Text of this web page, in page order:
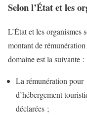
Selon l’État et les
L’État et les organismes
montant de
domaine est la suivante :
La rémunération pour
d’hébergement
déclarées ;